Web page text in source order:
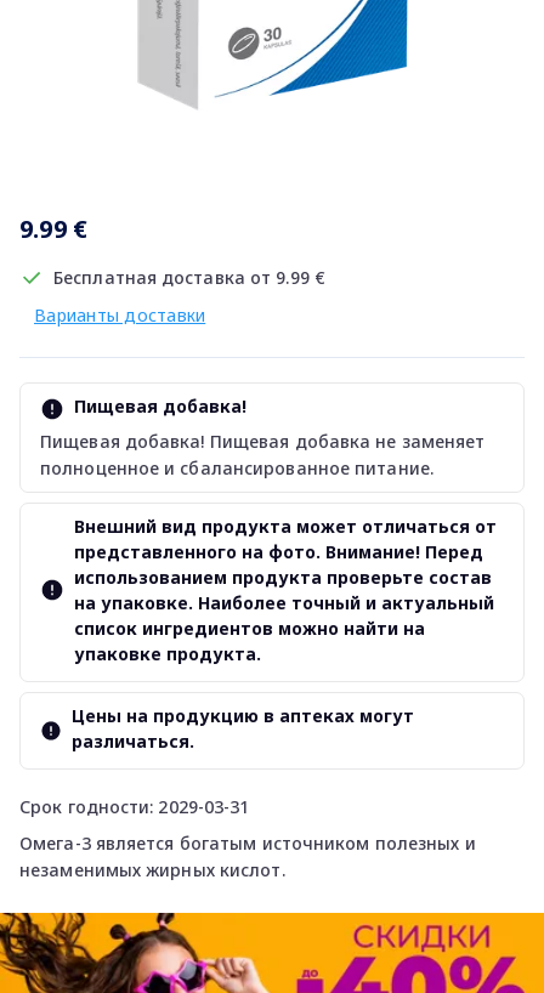
9.99 €
Бесплатная доставка от 9.99 €
Варианты доставки
Срок годности: 2029-03-31
Омега-3 является богатым источником полезных и
незаменимых жирных кислот.
Пищевая добавка!
Пищевая добавка! Пищевая добавка не заменяет
полноценное и сбалансированное питание.
Внешний вид продукта может отличаться от
представленного на фото. Внимание! Перед
использованием продукта проверьте состав
на упаковке. Наиболее точный и актуальный
список ингредиентов можно найти на
упаковке продукта.
Цены на продукцию в аптеках могут
различаться.